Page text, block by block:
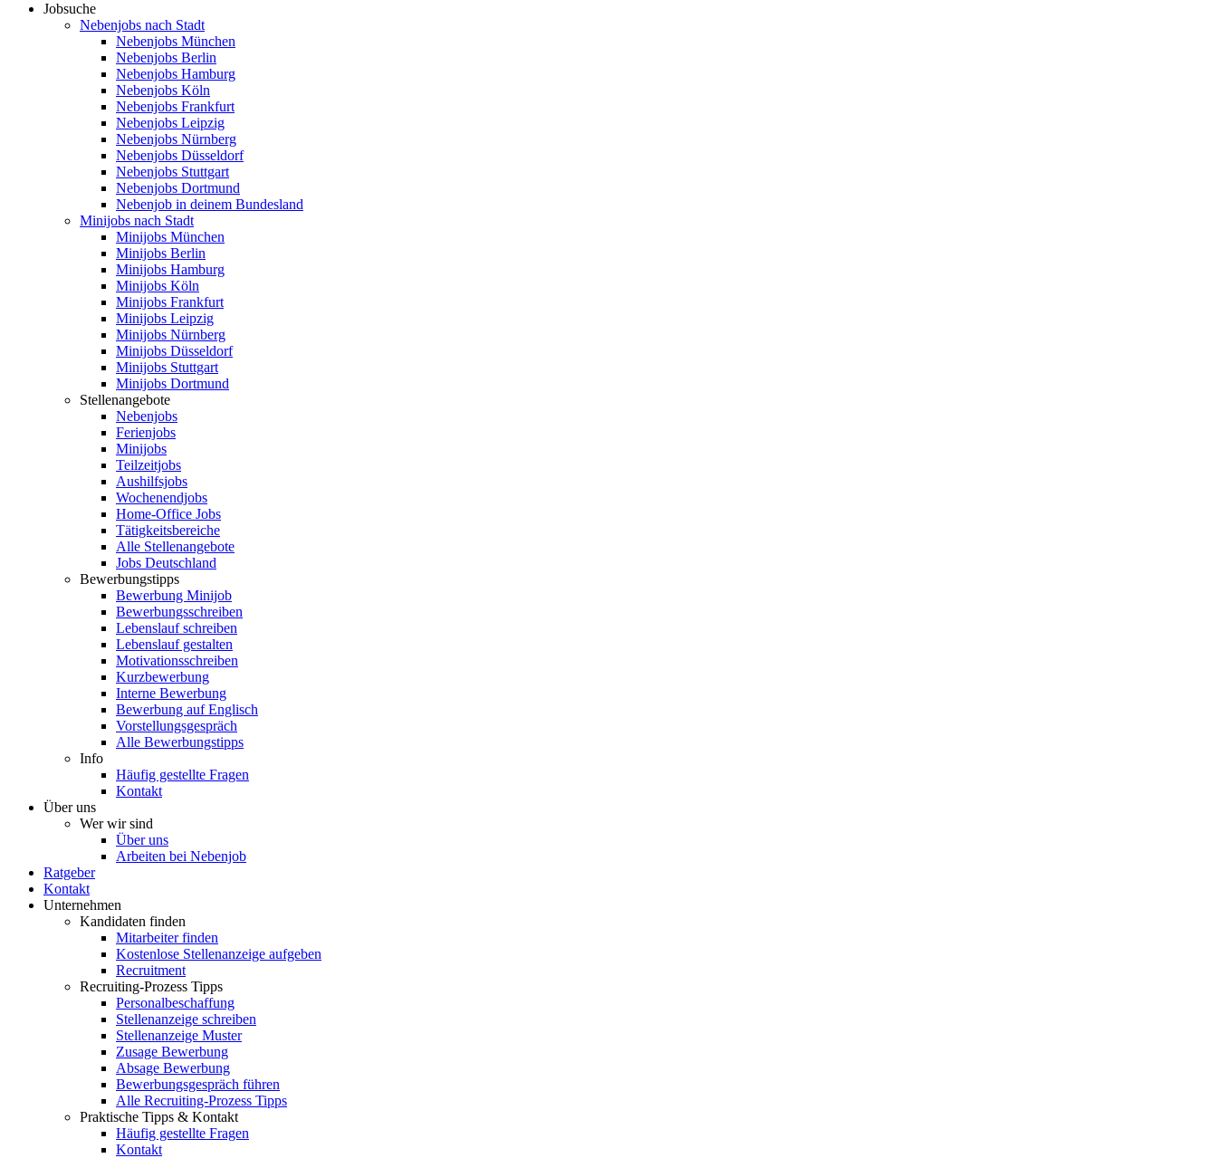
Jobsuche
Nebenjobs nach Stadt
Nebenjobs München
Nebenjobs Berlin
Nebenjobs Hamburg
Nebenjobs Köln
Nebenjobs Frankfurt
Nebenjobs Leipzig
Nebenjobs Nürnberg
Nebenjobs Düsseldorf
Nebenjobs Stuttgart
Nebenjobs Dortmund
Nebenjob in deinem Bundesland
Minijobs nach Stadt
Minijobs München
Minijobs Berlin
Minijobs Hamburg
Minijobs Köln
Minijobs Frankfurt
Minijobs Leipzig
Minijobs Nürnberg
Minijobs Düsseldorf
Minijobs Stuttgart
Minijobs Dortmund
Stellenangebote
Nebenjobs
Ferienjobs
Minijobs
Teilzeitjobs
Aushilfsjobs
Wochenendjobs
Home-Office Jobs
Tätigkeitsbereiche
Alle Stellenangebote
Jobs Deutschland
Bewerbungstipps
Bewerbung Minijob
Bewerbungsschreiben
Lebenslauf schreiben
Lebenslauf gestalten
Motivationsschreiben
Kurzbewerbung
Interne Bewerbung
Bewerbung auf Englisch
Vorstellungsgespräch
Alle Bewerbungstipps
Info
Häufig gestellte Fragen
Kontakt
Über uns
Wer wir sind
Über uns
Arbeiten bei Nebenjob
Ratgeber
Kontakt
Unternehmen
Kandidaten finden
Mitarbeiter finden
Kostenlose Stellenanzeige aufgeben
Recruitment
Recruiting-Prozess Tipps
Personalbeschaffung
Stellenanzeige schreiben
Stellenanzeige Muster
Zusage Bewerbung
Absage Bewerbung
Bewerbungsgespräch führen
Alle Recruiting-Prozess Tipps
Praktische Tipps & Kontakt
Häufig gestellte Fragen
Kontakt